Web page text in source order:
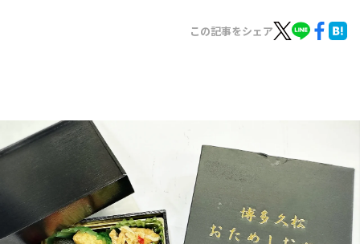
お知らせ
イベント・グッズ
YouTube
会社情報
この記事をシェア